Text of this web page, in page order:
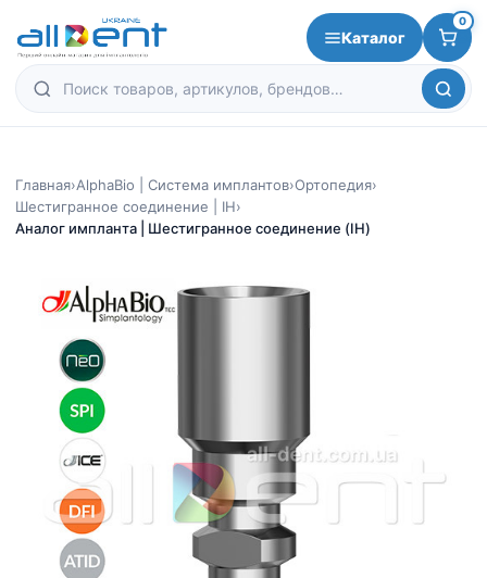
Каталог
0
Главная›AlphaBio | Система имплантов›Ортопедия›
Шестигранное соединение | IH›
Аналог импланта | Шестигранное соединение (IH)